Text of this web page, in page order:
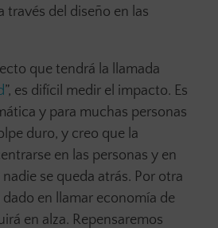
través del diseño en las
que tendrá la llamada
”, es difícil medir el impacto. Es
y para muchas personas
duro, y creo que la
en las personas y en
se queda atrás. Por otra
en llamar economía de
en alza. Repensaremos